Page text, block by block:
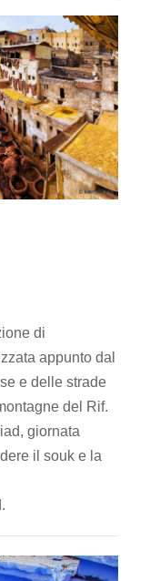
di
appunto dal
e delle strade
del Rif.
giornata
il souk e la